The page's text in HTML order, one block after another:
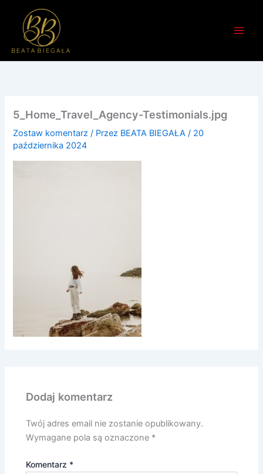
5_Home_Travel_Agency-Testimonials.jpg
Zostaw komentarz / Przez BEATA BIEGAŁA/ 20
października 2024
Dodaj komentarz
Twój adres email nie zostanie opublikowany.
Wymagane pola są oznaczone *
Komentarz *